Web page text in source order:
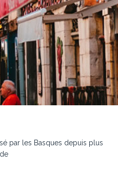
par les Basques depuis plus